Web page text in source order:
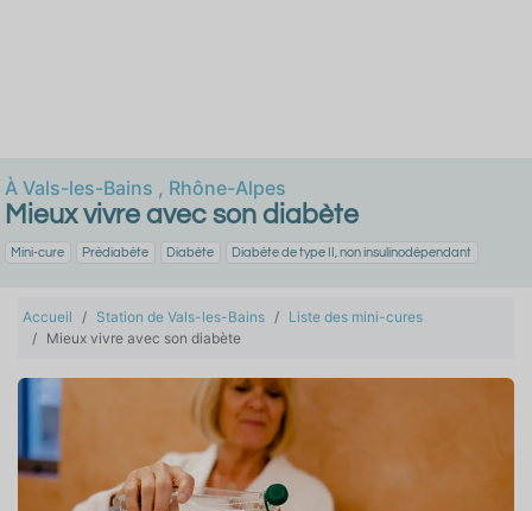
À Vals-les-Bains , Rhône-Alpes
Mieux vivre avec son diabète
Mini-cure Prédiabète Diabète Diabète de type II, non insulinodépendant
Accueil Station de Vals-les-Bains
Liste des mini-cures
Mieux vivre avec son diabète